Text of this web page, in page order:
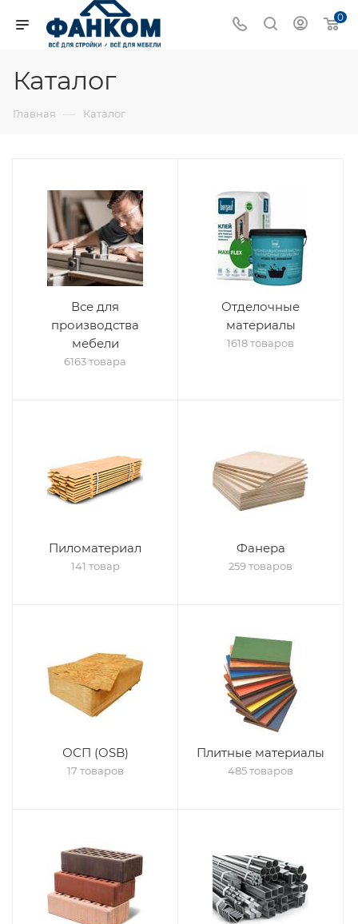
0
Каталог
Главная — Каталог
Все для
производства
мебели
6163 товара
Отделочные
материалы
1618 товаров
Пиломатериал
141 товар
Фанера
259 товаров
ОСП (OSB)
17 товаров
Плитные материалы
485 товаров